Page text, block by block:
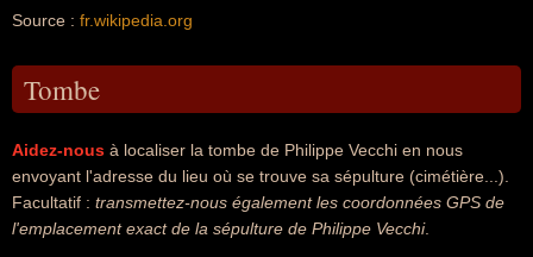
Source : fr.wikipedia.org
Tombe
Aidez-nous à localiser la tombe de Philippe Vecchi en nous
envoyant l'adresse du lieu où se trouve sa sépulture (cimétière...).
Facultatif : transmettez-nous également les coordonnées GPS de
l'emplacement exact de la sépulture de Philippe Vecchi.